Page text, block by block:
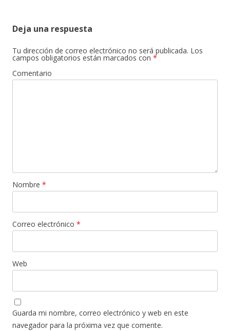
Deja una respuesta
Tu dirección de correo electrónico no será publicada. Los
campos obligatorios están marcados con *
Comentario
Nombre *
Correo electrónico *
Web
Guarda mi nombre, correo electrónico y web en este
navegador para la próxima vez que comente.